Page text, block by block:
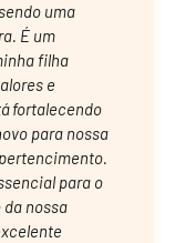
uma
É um
filha
e
fortalecendo
para nossa
para o
nossa